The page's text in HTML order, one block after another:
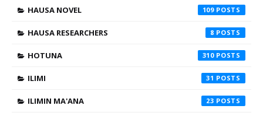
HAUSA NOVEL 109
HAUSA RESEARCHERS 8
HOTUNA 310
ILIMI 31
ILIMIN MA'ANA 23